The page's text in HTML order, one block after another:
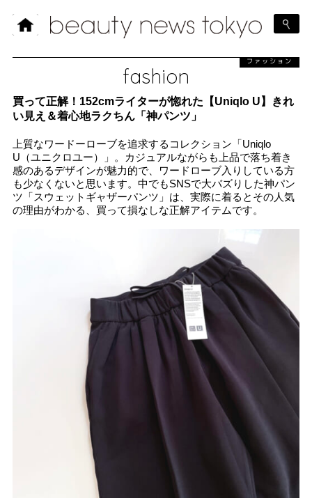
fashion
ファッション
買って正解！152cmライターが惚れた【Uniqlo U】きれ
い見え＆着心地ラクちん「神パンツ」
上質なワードーローブを追求するコレクション「Uniqlo
U（ユニクロユー）」。カジュアルながらも上品で落ち着き
感のあるデザインが魅力的で、ワードローブ入りしている方
も少なくないと思います。中でもSNSで大バズりした神パン
ツ「スウェットギャザーパンツ」は、実際に着るとその人気
の理由がわかる、買って損なしな正解アイテムです。